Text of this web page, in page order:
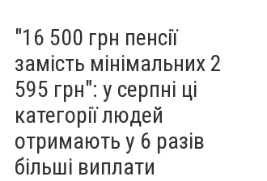
"16 500 грн пенсії
замість мінімальних 2
595 грн": у серпні ці
категорії людей
отримають у 6 разів
більші виплати